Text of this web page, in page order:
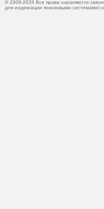
© 2008-2026 Все права охраняются
для индексации поисковыми системами)